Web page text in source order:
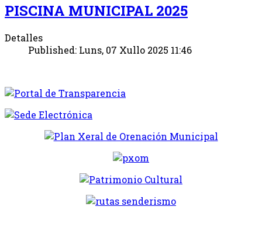
PISCINA MUNICIPAL 2025
Detalles
Published: Luns, 07 Xullo 2025 11:46